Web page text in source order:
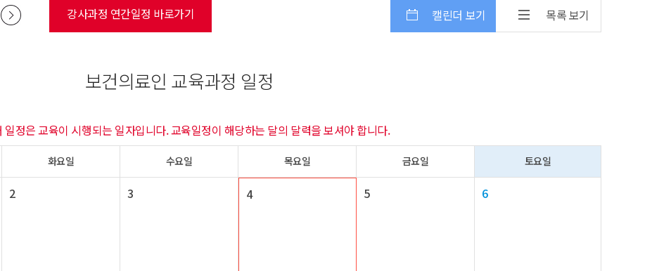
강사과정 연간일정 바로가기 캘린더 보기 목록 보기
보건의료인 교육과정 일정
정은 교육이 시행되는 일자입니다. 교육일정이 해당하는 달의 달력을 보셔야 합니다.
화요일 수요일 목요일 금요일 토요일
2 3 4 5 6